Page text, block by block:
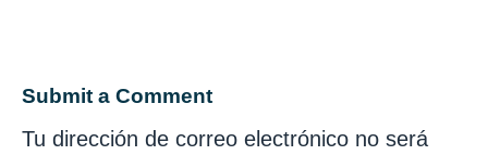
Submit a Comment
Tu dirección de correo electrónico no será